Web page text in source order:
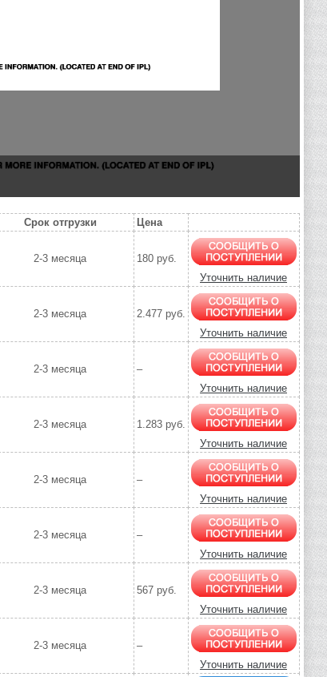
Срок отгрузки Цена
2-3 месяца
180 руб.
Уточнить наличие
2-3 месяца
2.477 руб.
Уточнить наличие
2-3 месяца
–
Уточнить наличие
2-3 месяца
1.283 руб.
Уточнить наличие
2-3 месяца
–
Уточнить наличие
2-3 месяца
–
Уточнить наличие
2-3 месяца
567 руб.
Уточнить наличие
2-3 месяца
–
Уточнить наличие